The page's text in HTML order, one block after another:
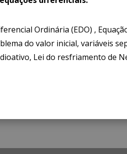
Ordinária (EDO) ,
do valor inicial, variáveis
Lei do resfriamento de